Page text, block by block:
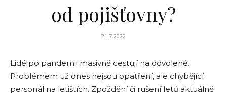
od pojišťovny?
21.7.2022
Lidé po pandemii masivně cestují na dovolené.
Problémem už dnes nejsou opatření, ale chybějící
personál na letištích. Zpoždění či rušení letů aktuálně